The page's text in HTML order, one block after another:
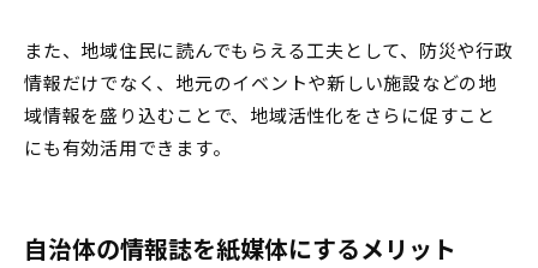
また、地域住民に読んでもらえる工夫として、防災や行政
情報だけでなく、地元のイベントや新しい施設などの地
域情報を盛り込むことで、地域活性化をさらに促すこと
にも有効活用できます。
自治体の情報誌を紙媒体にするメリット